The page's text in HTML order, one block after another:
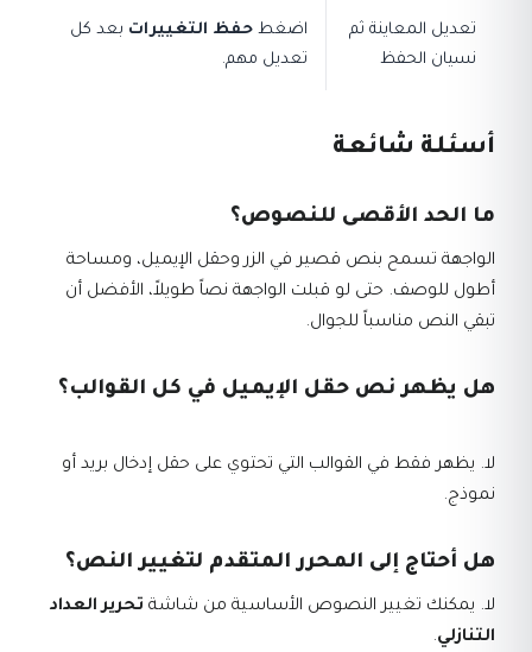
تعديل المعاينة ثم
نسيان الحفظ
اضغط حفظ التغييرات بعد كل
تعديل مهم.
أسئلة شائعة
ما الحد الأقصى للنصوص؟
الواجهة تسمح بنص قصير في الزر وحقل الإيميل، ومساحة
أطول للوصف. حتى لو قبلت الواجهة نصاً طويلاً، الأفضل أن
تبقي النص مناسباً للجوال.
هل يظهر نص حقل الإيميل في كل القوالب؟
لا. يظهر فقط في القوالب التي تحتوي على حقل إدخال بريد أو
نموذج.
هل أحتاج إلى المحرر المتقدم لتغيير النص؟
لا. يمكنك تغيير النصوص الأساسية من شاشة تحرير العداد
التنازلي.